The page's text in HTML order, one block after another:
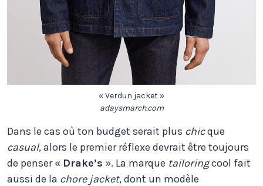
« Verdun jacket »
adaysmarch.com
Dans le cas où ton budget serait plus chicque
casual, alors le premier réflexe devrait être toujours
de penser « Drake’s ». La marque tailoringcool fait
aussi de la chore jacket, dont un modèle